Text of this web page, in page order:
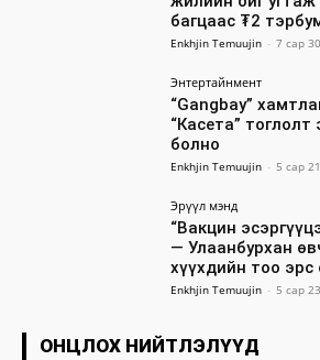
багцаас ₮2
Enkhjin Temuujin - 7 сар
Энтертайнмент
“Gangbay”
“Касета”
болно
Enkhjin Temuujin - 5 сар
Эрүүл мэнд
“Вакцин
— Улаанбурхан
хүүхдийн тоо эрс
Enkhjin Temuujin - 5 сар
ОНЦЛОХ НИЙТЛЭЛҮҮД